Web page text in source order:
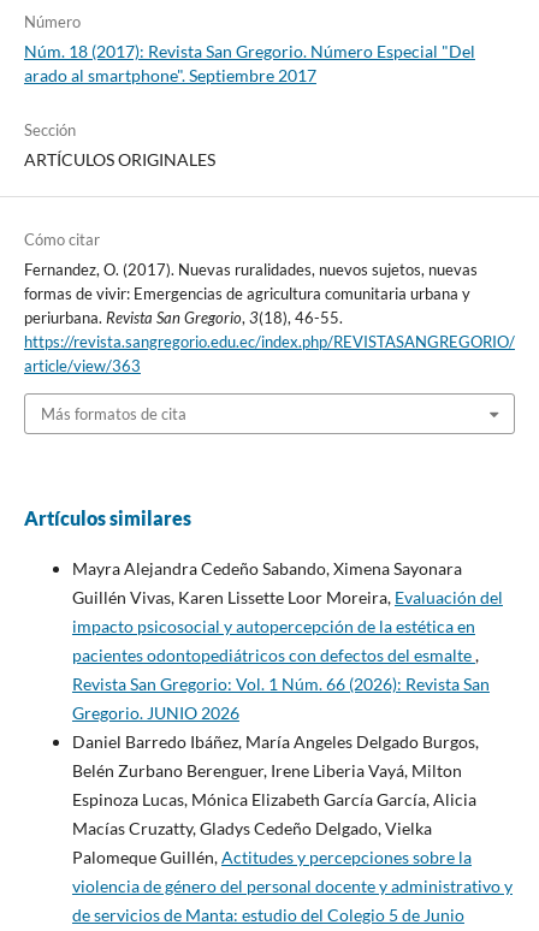
Número
Núm. 18 (2017): Revista San Gregorio. Número Especial "Del
arado al smartphone". Septiembre 2017
Sección
ARTÍCULOS ORIGINALES
Cómo citar
Fernandez, O. (2017). Nuevas ruralidades, nuevos sujetos, nuevas
formas de vivir: Emergencias de agricultura comunitaria urbana y
periurbana. Revista San Gregorio, 3(18), 46-55.
https://revista.sangregorio.edu.ec/index.php/REVISTASANGREGORIO/
article/view/363
Más formatos de cita
Artículos similares
Mayra Alejandra Cedeño Sabando, Ximena Sayonara
Guillén Vivas, Karen Lissette Loor Moreira, Evaluación del
impacto psicosocial y autopercepción de la estética en
pacientes odontopediátricos con defectos del esmalte,
Revista San Gregorio: Vol. 1 Núm. 66 (2026): Revista San
Gregorio. JUNIO 2026
Daniel Barredo Ibáñez, María Angeles Delgado Burgos,
Belén Zurbano Berenguer, Irene Liberia Vayá, Milton
Espinoza Lucas, Mónica Elizabeth García García, Alicia
Macías Cruzatty, Gladys Cedeño Delgado, Vielka
Palomeque Guillén,Actitudes y percepciones sobre la
violencia de género del personal docente y administrativo y
de servicios de Manta: estudio del Colegio 5 de Junio